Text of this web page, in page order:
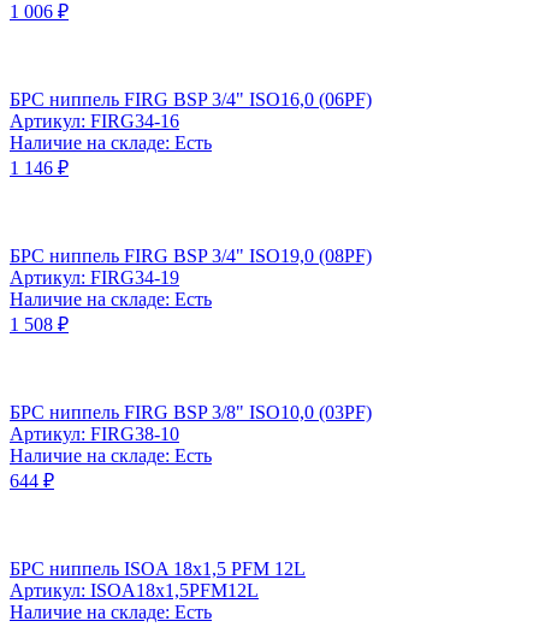
1 006 ₽
БРС ниппель FIRG BSP 3/4" ISO16,0 (06PF)
Артикул: FIRG34-16
Наличие на складе: Есть
1 146 ₽
БРС ниппель FIRG BSP 3/4" ISO19,0 (08PF)
Артикул: FIRG34-19
Наличие на складе: Есть
1 508 ₽
БРС ниппель FIRG BSP 3/8" ISO10,0 (03PF)
Артикул: FIRG38-10
Наличие на складе: Есть
644 ₽
БРС ниппель ISOA 18x1,5 PFM 12L
Артикул: ISOA18x1,5PFM12L
Наличие на складе: Есть